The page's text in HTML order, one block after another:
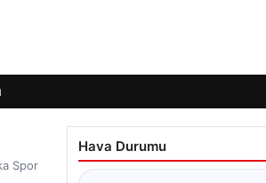
Spor
Hava Durumu